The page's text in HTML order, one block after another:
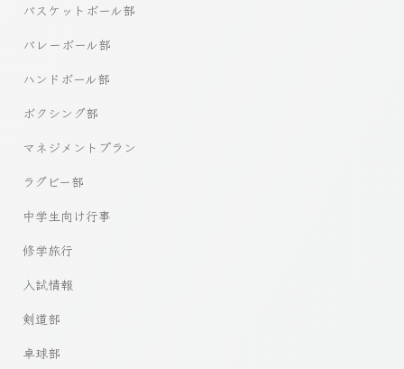
バスケットボール部
バレーボール部
ハンドボール部
ボクシング部
マネジメントプラン
ラグビー部
中学生向け行事
修学旅行
入試情報
剣道部
卓球部